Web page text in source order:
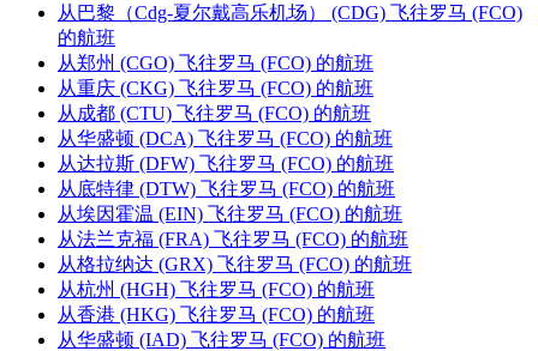
从巴黎（Cdg-夏尔戴高乐机场） (CDG) 飞往罗马 (FCO)
的航班
从郑州 (CGO) 飞往罗马 (FCO) 的航班
从重庆 (CKG) 飞往罗马 (FCO) 的航班
从成都 (CTU) 飞往罗马 (FCO) 的航班
从华盛顿 (DCA) 飞往罗马 (FCO) 的航班
从达拉斯 (DFW) 飞往罗马 (FCO) 的航班
从底特律 (DTW) 飞往罗马 (FCO) 的航班
从埃因霍温 (EIN) 飞往罗马 (FCO) 的航班
从法兰克福 (FRA) 飞往罗马 (FCO) 的航班
从格拉纳达 (GRX) 飞往罗马 (FCO) 的航班
从杭州 (HGH) 飞往罗马 (FCO) 的航班
从香港 (HKG) 飞往罗马 (FCO) 的航班
从华盛顿 (IAD) 飞往罗马 (FCO) 的航班